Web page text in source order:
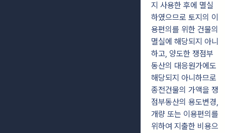
지 사용한 후에 멸실
하였으므로 토지의 이
용편의를 위한 건물의
멸실에 해당되지 아니
하고, 양도한 쟁점부
동산의 대응원가에도
해당되지 아니하므로
종전건물의 가액을 쟁
점부동산의 용도변경,
개량 또는 이용편의를
위하여 지출한 비용으